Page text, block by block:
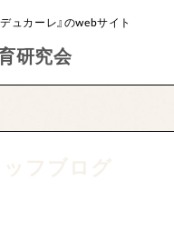
ュカーレ』のwebサイト